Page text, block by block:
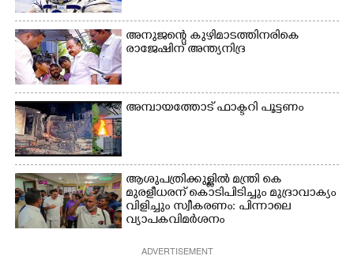
അനുജന്റെ കുഴിമാടത്തിനരികെ
രാജേഷിന് അന്ത്യനിദ്ര
അമ്പായത്തോട് ഫാക്ടറി പൂട്ടണം
ആശുപത്രിക്കുള്ളിൽ മന്ത്രി കെ
മുരളീധരന് കൊടിപിടിച്ചും മുദ്രാവാക്യം
വിളിച്ചും സ്വീകരണം: പിന്നാലെ
വ്യാപകവിമർശനം
ADVERTISEMENT